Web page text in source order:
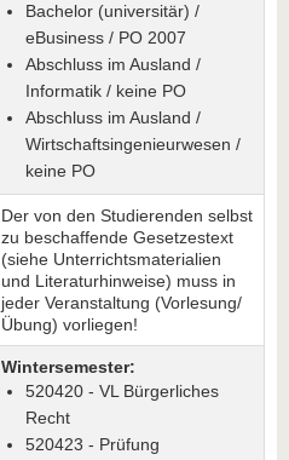
Bachelor (universitär) /
eBusiness / PO 2007
Abschluss im Ausland /
Informatik / keine PO
Abschluss im Ausland /
Wirtschaftsingenieurwesen /
keine PO
Der von den Studierenden selbst
zu beschaffende Gesetzestext
(siehe Unterrichtsmaterialien
und Literaturhinweise) muss in
jeder Veranstaltung (Vorlesung/
Übung) vorliegen!
Wintersemester:
520420 - VL Bürgerliches
Recht
520423 - Prüfung